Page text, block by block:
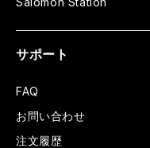
サポート
FAQ
お問い合わせ
注文履歴